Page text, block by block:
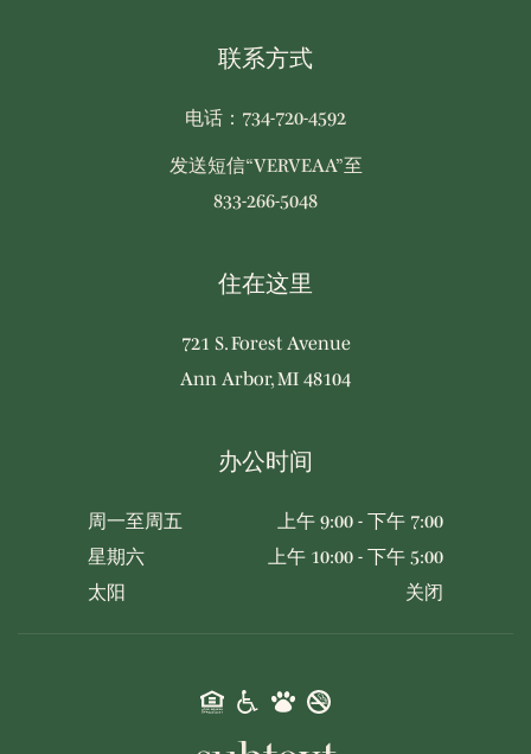
联系方式
电话：734-720-4592
发送短信“VERVEAA”至
833-266-5048
住在这里
721 S. Forest Avenue
Ann Arbor, MI 48104
办公时间
周一至周五
上午 9:00 - 下午 7:00
星期六
上午 10:00 - 下午 5:00
太阳
关闭